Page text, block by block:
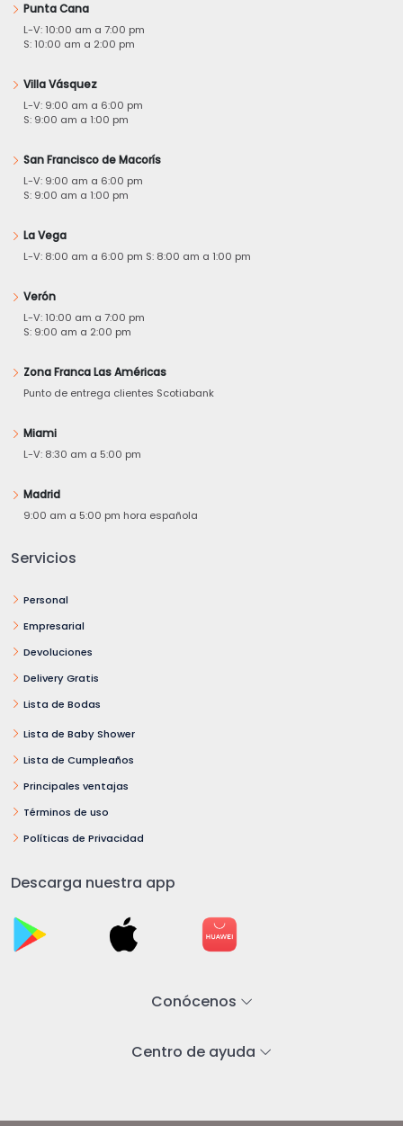
Punta Cana
L-V: 10:00 am a 7:00 pm
S: 10:00 am a 2:00 pm
Villa Vásquez
L-V: 9:00 am a 6:00 pm
S: 9:00 am a 1:00 pm
San Francisco de Macorís
L-V: 9:00 am a 6:00 pm
S: 9:00 am a 1:00 pm
La Vega
L-V: 8:00 am a 6:00 pm S: 8:00 am a 1:00 pm
Verón
L-V: 10:00 am a 7:00 pm
S: 9:00 am a 2:00 pm
Zona Franca Las Américas
Punto de entrega clientes Scotiabank
Miami
L-V: 8:30 am a 5:00 pm
Madrid
9:00 am a 5:00 pm hora española
Servicios
Personal
Empresarial
Devoluciones
Delivery Gratis
Lista de Bodas
Lista de Baby Shower
Lista de Cumpleaños
Principales ventajas
Términos de uso
Políticas de Privacidad
Descarga nuestra app
Conócenos
Centro de ayuda